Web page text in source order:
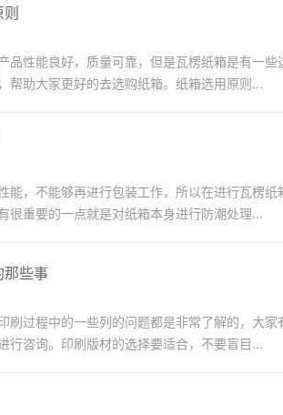
则
品性能良好，质量可靠，但是瓦楞纸箱是有一些
帮助大家更好的去选购纸箱。纸箱选用原则...
能，不能够再进行包装工作，所以在进行瓦楞纸
很重要的一点就是对纸箱本身进行防潮处理...
那些事
刷过程中的一些列的问题都是非常了解的，大家
行咨询。印刷版材的选择要适合，不要盲目...